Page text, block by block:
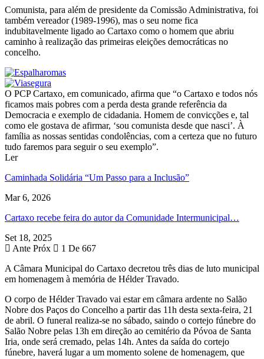
Comunista, para além de presidente da Comissão Administrativa, foi
também vereador (1989-1996), mas o seu nome fica
indubitavelmente ligado ao Cartaxo como o homem que abriu
caminho à realização das primeiras eleições democráticas no
concelho.
O PCP Cartaxo, em comunicado, afirma que “o Cartaxo e todos nós
ficamos mais pobres com a perda desta grande referência da
Democracia e exemplo de cidadania. Homem de convicções e, tal
como ele gostava de afirmar, ‘sou comunista desde que nasci’. À
família as nossas sentidas condolências, com a certeza que no futuro
tudo faremos para seguir o seu exemplo”.
Ler
Caminhada Solidária “Um Passo para a Inclusão”
Mar 6, 2026
Cartaxo recebe feira do autor da Comunidade Intermunicipal…
Set 18, 2025
Ante Próx
1 De 667
A Câmara Municipal do Cartaxo decretou três dias de luto municipal
em homenagem à memória de Hélder Travado.
O corpo de Hélder Travado vai estar em câmara ardente no Salão
Nobre dos Paços do Concelho a partir das 11h desta sexta-feira, 21
de abril. O funeral realiza-se no sábado, saindo o cortejo fúnebre do
Salão Nobre pelas 13h em direção ao cemitério da Póvoa de Santa
Iria, onde será cremado, pelas 14h. Antes da saída do cortejo
fúnebre, haverá lugar a um momento solene de homenagem, que